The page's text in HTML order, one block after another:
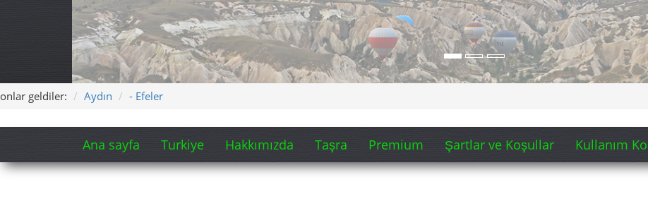
onlar geldiler: Aydın - Efeler
Ana sayfa Turkiye Hakkımızda Taşra Premium Şartlar ve Koşullar Kullanım